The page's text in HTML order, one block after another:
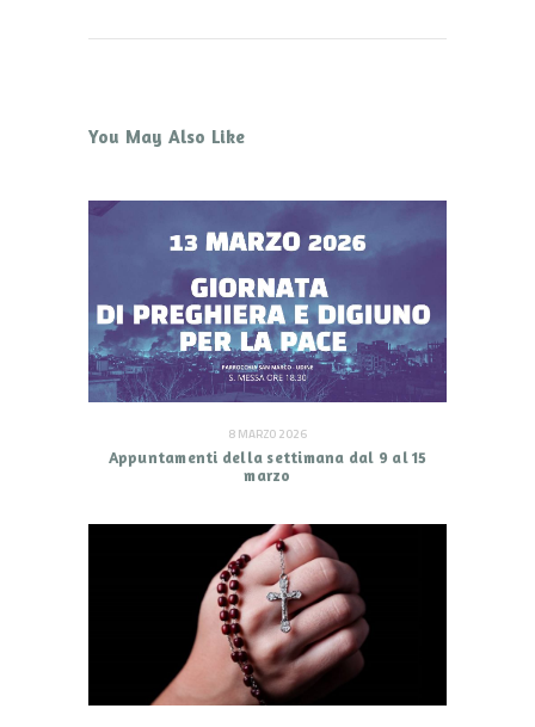
You May Also Like
8 MARZO 2026
Appuntamenti della settimana dal 9 al 15
marzo